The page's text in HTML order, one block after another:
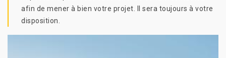
afin de mener à bien votre projet. Il sera toujours à votre
disposition.